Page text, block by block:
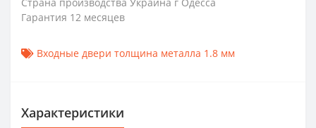
Гарантия 12 месяцев
Входные двери толщина металла 1.8 мм
Характеристики